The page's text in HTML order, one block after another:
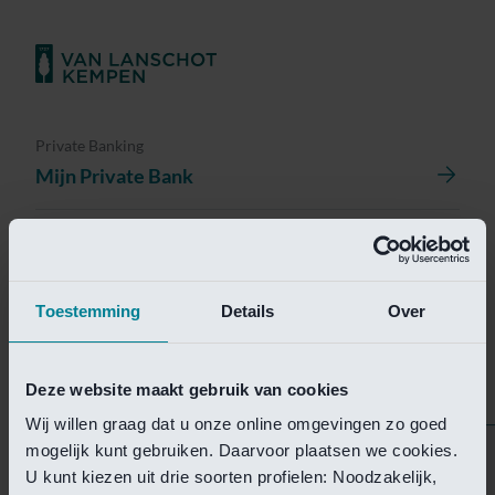
Toestemming Details Over
Deze website maakt gebruik van cookies
Wij willen graag dat u onze online omgevingen zo goed
mogelijk kunt gebruiken. Daarvoor plaatsen we cookies.
U kunt kiezen uit drie soorten profielen: Noodzakelijk,
Private Banking
Mijn Private Bank
Helaas is deze pagina